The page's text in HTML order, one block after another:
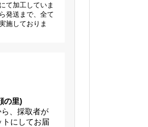
て加工していま
発送まで、全て
施しておりま
の里)
、採取者が
にしてお届